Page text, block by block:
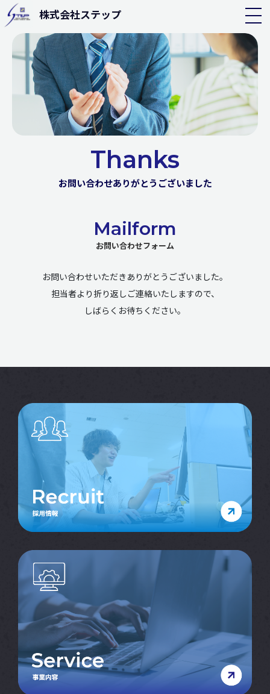
株式会社ステップ
Thanks
お問い合わせありがとうございました
Mailform
お問い合わせフォーム
お問い合わせいただきありがとうございました。
担当者より折り返しご連絡いたしますので、
しばらくお待ちください。